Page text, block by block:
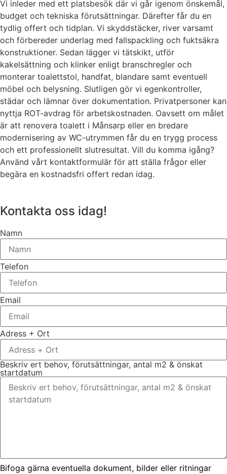
Vi inleder med ett platsbesök där vi går igenom önskemål,
budget och tekniska förutsättningar. Därefter får du en
tydlig offert och tidplan. Vi skyddstäcker, river varsamt
och förbereder underlag med fallspackling och fuktsäkra
konstruktioner. Sedan lägger vi tätskikt, utför
kakelsättning och klinker enligt branschregler och
monterar toalettstol, handfat, blandare samt eventuell
möbel och belysning. Slutligen gör vi egenkontroller,
städar och lämnar över dokumentation. Privatpersoner kan
nyttja ROT-avdrag för arbetskostnaden. Oavsett om målet
är att renovera toalett i Månsarp eller en bredare
modernisering av WC-utrymmen får du en trygg process
och ett professionellt slutresultat. Vill du komma igång?
Använd vårt kontaktformulär för att ställa frågor eller
begära en kostnadsfri offert redan idag.
Kontakta oss idag!
Namn
Telefon
Email
Adress + Ort
Beskriv ert behov, förutsättningar, antal m2 & önskat
startdatum
Bifoga gärna eventuella dokument, bilder eller ritningar